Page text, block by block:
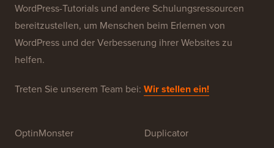
WPBeginner ist eine kostenlose WordPress-
Ressourcen-Website für Anfänger. WPBeginner wurde
Hauptziel dieser Website ist es, qualitativ hochwertige
WordPress und der Verbesserung ihrer Websites zu